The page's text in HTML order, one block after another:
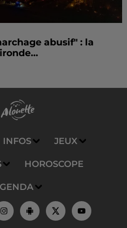
abusif" : la
INFOS JEUX
HOROSCOPE